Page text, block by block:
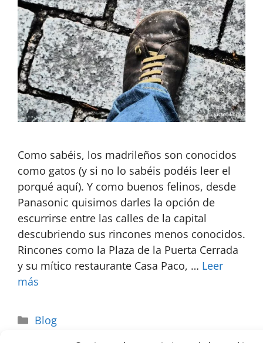
Como sabéis, los madrileños son conocidos
como gatos (y si no lo sabéis podéis leer el
porqué aquí). Y como buenos felinos, desde
Panasonic quisimos darles la opción de
escurrirse entre las calles de la capital
descubriendo sus rincones menos conocidos.
Rincones como la Plaza de la Puerta Cerrada
y su mítico restaurante Casa Paco, … Leer
más
Blog